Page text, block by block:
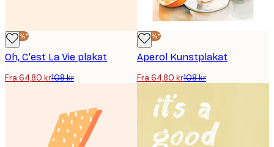
-40%*
Oh, C'est La Vie plakat
Fra 64,80 kr108 kr
-40%*
Aperol Kunstplakat
Fra 64,80 kr108 kr